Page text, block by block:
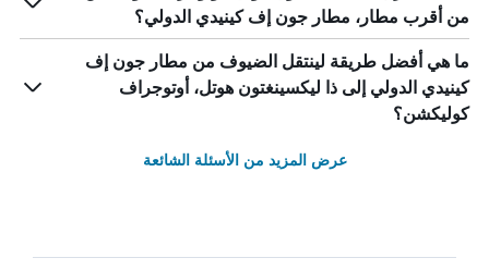
من أقرب مطار، مطار جون إف كينيدي الدولي؟
ما هي أفضل طريقة لينتقل الضيوف من مطار جون إف
كينيدي الدولي إلى ذا ليكسينغتون هوتل، أوتوجراف
كوليكشن؟
عرض المزيد من الأسئلة الشائعة